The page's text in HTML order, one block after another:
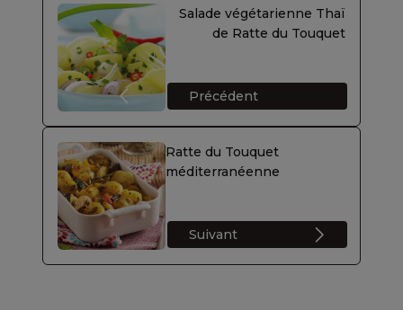
Salade végétarienne Thaï
de Ratte du Touquet
Précédent
Ratte du Touquet
méditerranéenne
Suivant